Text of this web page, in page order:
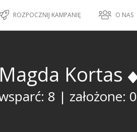
ROZPOCZNIJ KAMPANIĘ O NAS
Magda Kortas
8 | założone: 0